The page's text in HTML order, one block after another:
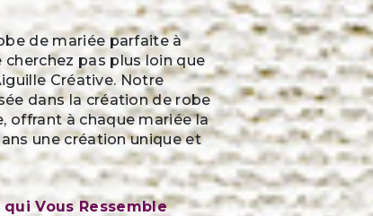
de mariée parfaite à
cherchez pas plus loin que
Créative. Notre
dans la création de robe
offrant à chaque mariée la
une création unique et
Vous Ressemble